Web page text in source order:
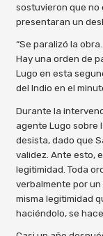
sostuvieron que no
presentaran un
“Se paralizó la
Hay una orden de
Lugo en esta
del Indio en el
Durante la
agente Lugo sobre
desista, dado que
validez. Ante esto,
legitimidad. Toda
verbalmente por un
misma legitimidad
haciéndolo, se